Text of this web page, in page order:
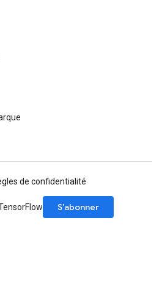
de confidentialité
S’abonner